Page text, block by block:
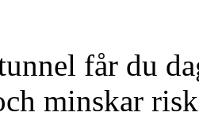
får du
minskar